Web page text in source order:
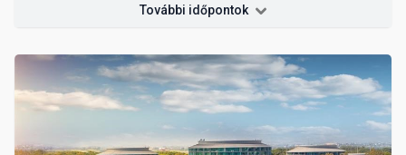
További időpontok